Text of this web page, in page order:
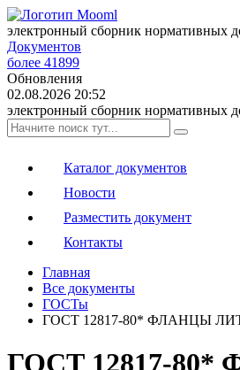
электронный сборник нормативных
Документов
более 41899
Обновления
02.08.2026 20:52
электронный сборник нормативных
Каталог документов
Новости
Разместить документ
Контакты
Главная
Все документы
ГОСТы
ГОСТ 12817-80* ФЛАНЦЫ
ГОСТ 12817-